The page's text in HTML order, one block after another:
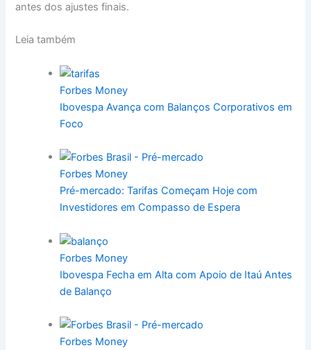
antes dos ajustes finais.
Leia também
Forbes Money
Ibovespa Avança com Balanços Corporativos em
Foco
Forbes Money
Pré-mercado: Tarifas Começam Hoje com
Investidores em Compasso de Espera
Forbes Money
Ibovespa Fecha em Alta com Apoio de Itaú Antes
de Balanço
Forbes Money